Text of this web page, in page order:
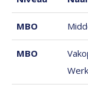
MBO
MBO